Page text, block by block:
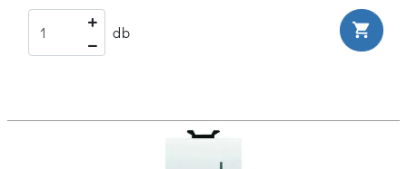
db shopping_cart